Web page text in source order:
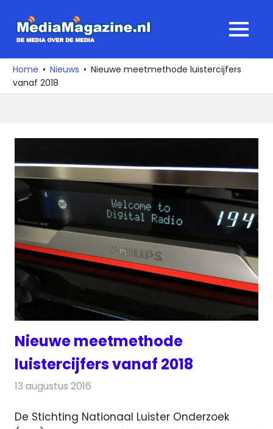
naar
media
over
de
MENU
Home Nieuws
Nieuwe meetmethode luistercijfers
vanaf 2018
Nieuwe meetmethode
luistercijfers vanaf 2018
13 augustus 2016
De Stichting Nationaal Luister Onderzoek